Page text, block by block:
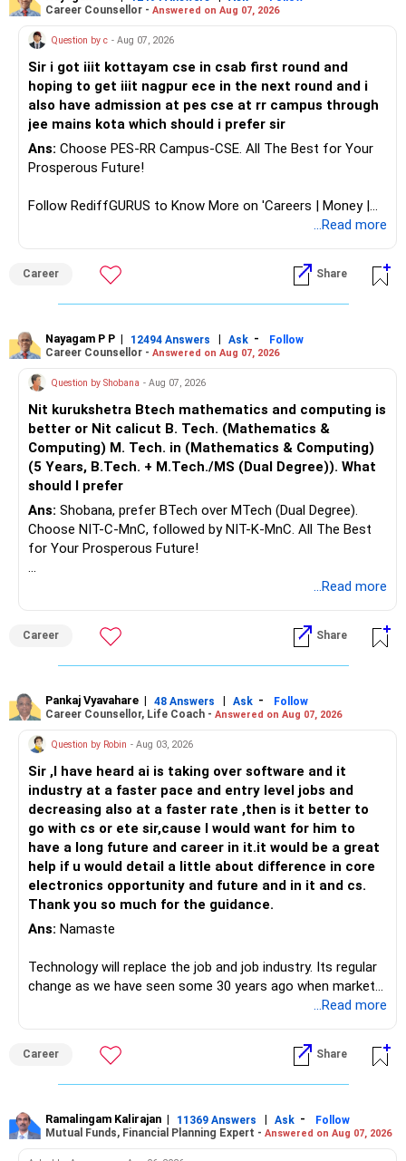
Health | Relationships'.
Career Counsellor - Answered on Aug 07, 2026
Question by c - Aug 07, 2026
Sir i got iiit kottayam cse in csab first round and
hoping to get iiit nagpur ece in the next round and i
also have admission at pes cse at rr campus through
jee mains kota which should i prefer sir
Ans: Choose PES-RR Campus-CSE. All The Best for Your
Prosperous Future!
Follow RediffGURUS to Know More on 'Careers | Money |
...Read more
Career Share
Nayagam P P | 12494 Answers | Ask -
Follow
Career Counsellor - Answered on Aug 07, 2026
Question by Shobana - Aug 07, 2026
Nit kurukshetra Btech mathematics and computing is
better or Nit calicut B. Tech. (Mathematics &
Computing) M. Tech. in (Mathematics & Computing)
(5 Years, B.Tech. + M.Tech./MS (Dual Degree)). What
should I prefer
Ans: Shobana, prefer BTech over MTech (Dual Degree).
Choose NIT-C-MnC, followed by NIT-K-MnC. All The Best
for Your Prosperous Future!
Follow RediffGURUS to Know More on 'Careers | Money |
...Read more
Career Share
Pankaj Vyavahare | 48 Answers | Ask -
Follow
Career Counsellor, Life Coach - Answered on Aug 07, 2026
Question by Robin - Aug 03, 2026
Sir ,I have heard ai is taking over software and it
industry at a faster pace and entry level jobs and
decreasing also at a faster rate ,then is it better to
go with cs or ete sir,cause I would want for him to
have a long future and career in it.it would be a great
help if u would detail a little about difference in core
electronics opportunity and future and in it and cs.
Thank you so much for the guidance.
Ans: Namaste
Technology will replace the job and job industry. Its regular
change as we have seen some 30 years ago when market
introduces Tally software in accounting and finance sector.
it will vanish from market. Only those get vanished
completely who rejected to learn Tally and work on it. The
same is here now. AI is covering almost every career and
will say it will replace. So continuous learning is the key to
success. We have to mount the technology so that we can
work to develop tools which will make our life ease.
...Read more
Career Share
Ramalingam Kalirajan | 11369 Answers | Ask -
Follow
Mutual Funds, Financial Planning Expert - Answered on Aug 07, 2026